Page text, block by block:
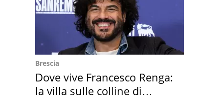
Brescia
Dove vive Francesco Renga:
la villa sulle colline di